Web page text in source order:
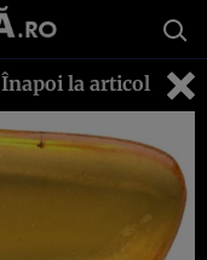
Înapoi la articol